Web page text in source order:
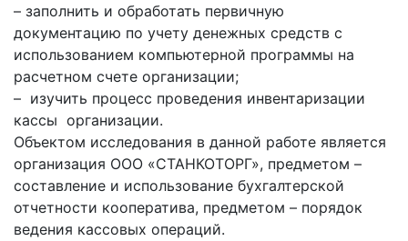
– заполнить и обработать первичную
документацию по учету денежных средств с
использованием компьютерной программы на
расчетном счете организации;
– изучить процесс проведения инвентаризации
кассы организации.
Объектом исследования в данной работе является
организация ООО «СТАНКОТОРГ», предметом –
составление и использование бухгалтерской
отчетности кооператива, предметом – порядок
ведения кассовых операций.